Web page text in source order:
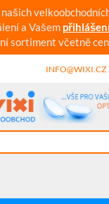
a Vašem
sortiment včetně
INFO@WIXI.CZ